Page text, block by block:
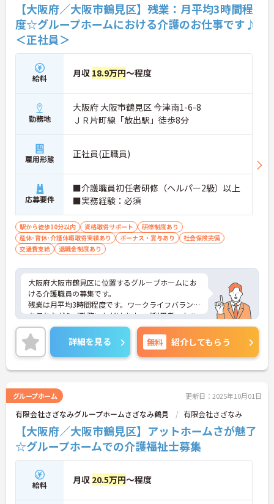
【大阪府／大阪市鶴見区】残業：月平均3時間程
度☆グループホームにおける介護のお仕事です♪
＜正社員＞
給料 月収 18.9万円～程度
勤務地
大阪府 大阪市鶴見区 今津南1-6-8
ＪＲ片町線「放出駅」徒歩8分
雇用形態 正社員(正職員)
応募要件
■介護職員初任者研修（ヘルパー2級）以上
■実務経験：必須
駅から徒歩10分以内 資格取得サポート
研修制度あり
産休･育休･介護休暇取得実績あり
ボーナス・賞与あり
社会保険完備
交通費支給
退職金制度あり
大阪府大阪市鶴見区に位置するグループホームにお
ける介護職員の募集です。
残業は月平均3時間程度です。ワークライフバランス
を保ちながらご勤務いただけます。ご利用者一人ひ
とりに寄り添って、その方に最適な介護サービスの
提供を行っていただける方を募集しています。
ご興味のある方には、面接対策ポイントなど、さら
に詳細をご案内しますのでお気軽にご相談くださ
い！
詳細を見る 無料 紹介してもらう
グループホーム 更新日：2025年10月01日
有限会社さざなみグループホームさざなみ鶴見 有限会社さざなみ
【大阪府／大阪市鶴見区】アットホームさが魅了
☆グループホームでの介護福祉士募集
給料 月収 20.5万円～程度